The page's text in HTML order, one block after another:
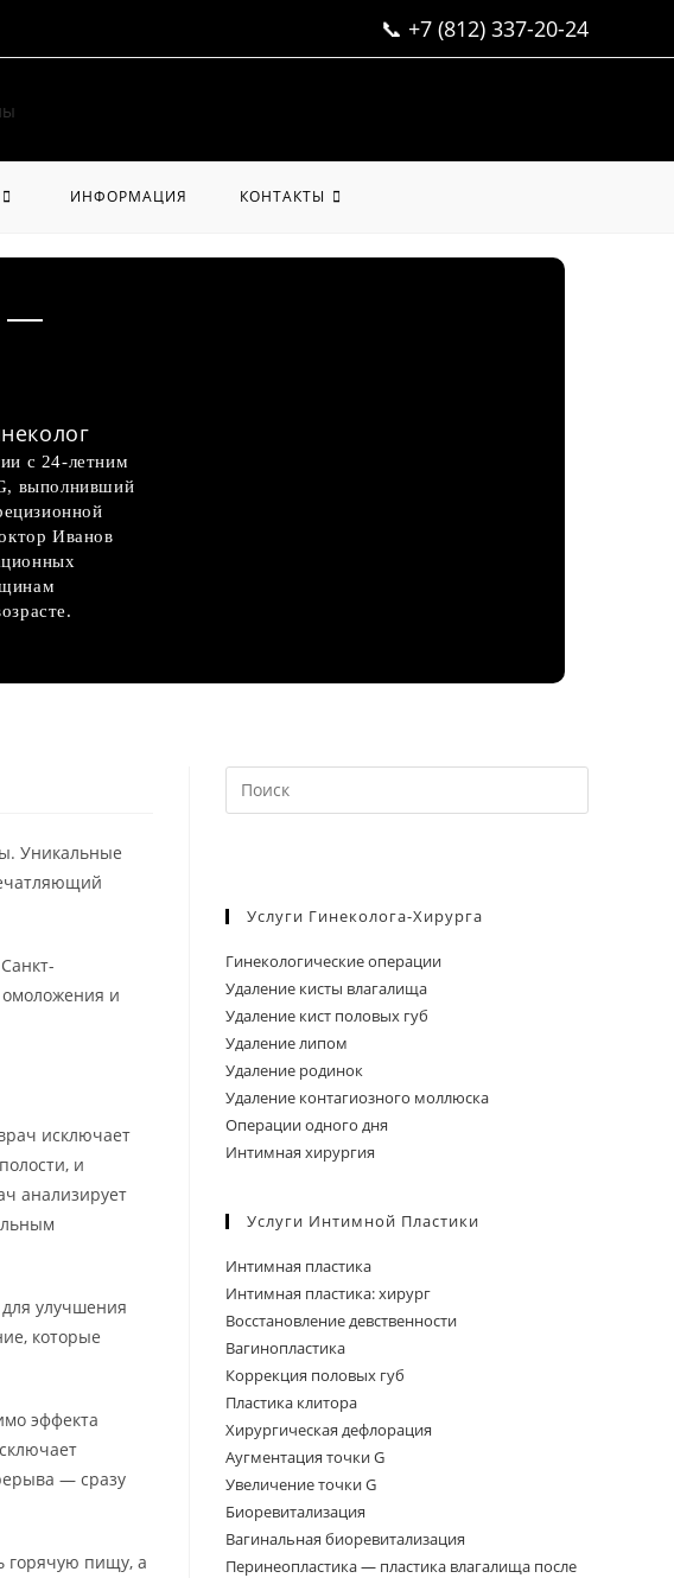
📞 +7 (812) 337-20-24
ИНФОРМАЦИЯ КОНТАКТЫ
—
с 24-летним
выполнивший
Иванов
Уникальные
и
исключает
и
анализирует
улучшения
которые
эффекта
— сразу
горячую пищу, а
клавишу
Услуги Гинеколога-Хирурга
Гинекологические операции
Удаление кисты влагалища
Удаление кист половых губ
Удаление липом
Удаление родинок
Удаление контагиозного моллюска
Операции одного дня
Интимная хирургия
Услуги Интимной Пластики
Интимная пластика
Интимная пластика: хирург
Восстановление девственности
Вагинопластика
Коррекция половых губ
Пластика клитора
Хирургическая дефлорация
Аугментация точки G
Увеличение точки G
Биоревитализация
Вагинальная биоревитализация
Перинеопластика — пластика влагалища после